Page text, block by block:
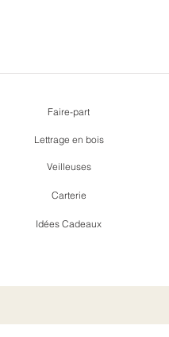
Faire-part
Veilleuses
Lettrage en bois
Carterie
Idées Cadeaux